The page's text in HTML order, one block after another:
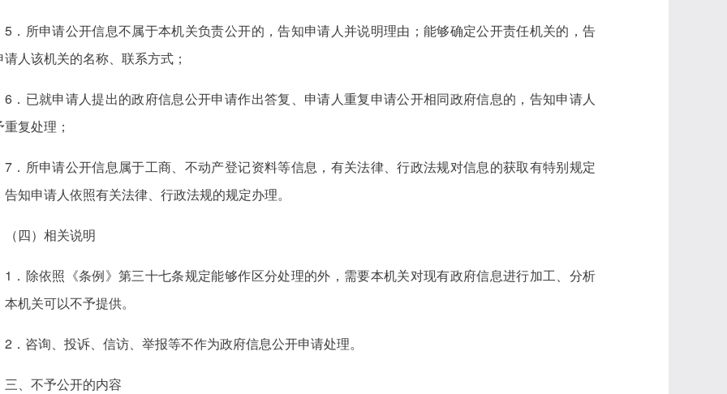
5．所申请公开信息不属于本机关负责公开的，告知申请人并说明理由；能够确定公开责任机关的，告
请人该机关的名称、联系方式；
6．已就申请人提出的政府信息公开申请作出答复、申请人重复申请公开相同政府信息的，告知申请人
复处理；
7．所申请公开信息属于工商、不动产登记资料等信息，有关法律、行政法规对信息的获取有特别规定
告知申请人依照有关法律、行政法规的规定办理。
（四）相关说明
1．除依照《条例》第三十七条规定能够作区分处理的外，需要本机关对现有政府信息进行加工、分析
本机关可以不予提供。
2．咨询、投诉、信访、举报等不作为政府信息公开申请处理。
三、不予公开的内容